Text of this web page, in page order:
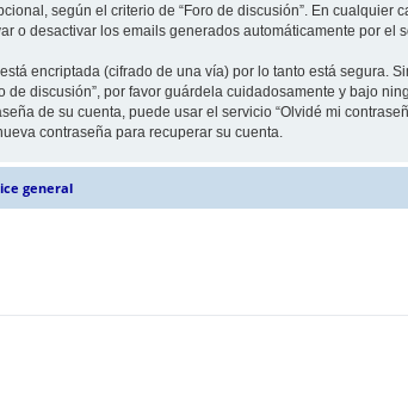
según el criterio de “Foro de discusión”. En
o desactivar los emails generados automáticamente por el
encriptada (cifrado de una vía) por lo tanto está segura.
de discusión”, por favor guárdela cuidadosamente y bajo
de su cuenta, puede usar el servicio “Olvidé mi
contraseña para recuperar su cuenta.
general